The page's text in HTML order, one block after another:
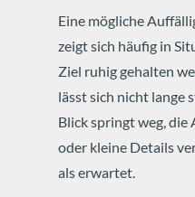
Eine mögliche
zeigt sich häufig in
Ziel ruhig gehalten
lässt sich nicht lange
Blick springt weg, die
oder kleine Details
als erwartet.